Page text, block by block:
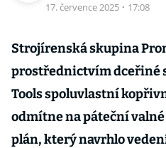
17. července 2025 · 17:08
Strojírenská skupina
prostřednictvím dceřiné
Tools spoluvlastní
odmítne na páteční
plán, který navrhlo